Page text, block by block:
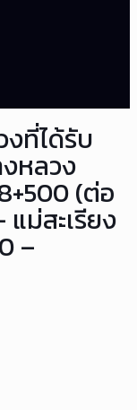
ที่ได้รับ
หลวง
(ต่อ
แม่สะเรียง
–